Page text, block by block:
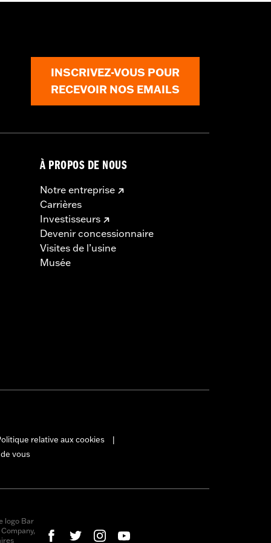
INSCRIVEZ-VOUS POUR
RECEVOIR NOS EMAILS
À PROPOS DE NOUS
Notre entreprise
Carrières
Investisseurs
Devenir concessionnaire
Visites de l’usine
Musée
relative aux cookies
vous
logo Bar